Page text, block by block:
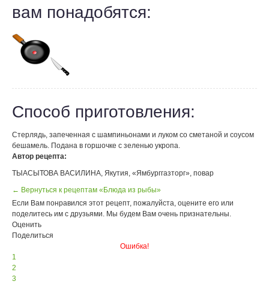
вам понадобятся:
Способ приготовления:
Стерлядь, запеченная с шампиньонами и луком со сметаной и соусом
бешамель. Подана в горшочке с зеленью укропа.
Автор рецепта:
ТЫАСЫТОВА ВАСИЛИНА, Якутия, «Ямбурггазторг», повар
← Вернуться к рецептам «Блюда из рыбы»
Если Вам понравился этот рецепт, пожалуйста, оцените его или
поделитесь им с друзьями. Мы будем Вам очень признательны.
Оценить
Поделиться
Ошибка!
1
2
3